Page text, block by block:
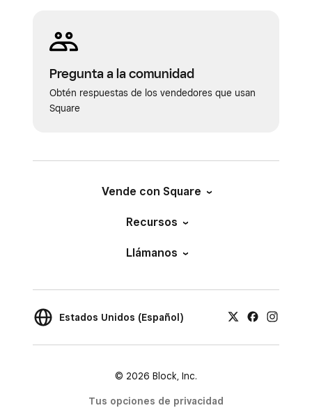
Pregunta a la comunidad
Obtén respuestas de los vendedores que usan
Square
Vende con Square
Recursos
Llámanos
Estados Unidos (Español)
© 2026 Block, Inc.
Tus opciones de privacidad